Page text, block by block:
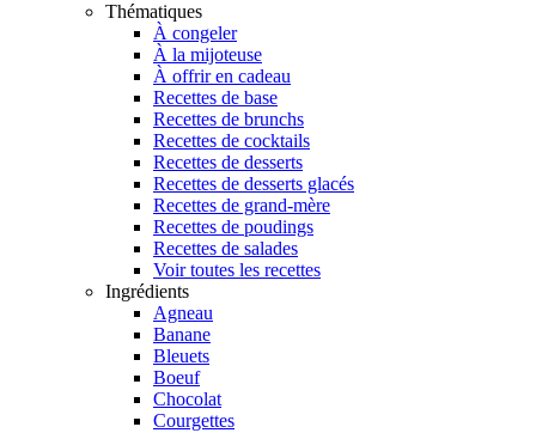
Thématiques
À congeler
À la mijoteuse
À offrir en cadeau
Recettes de base
Recettes de brunchs
Recettes de cocktails
Recettes de desserts
Recettes de desserts glacés
Recettes de grand-mère
Recettes de poudings
Recettes de salades
Voir toutes les recettes
Ingrédients
Agneau
Banane
Bleuets
Boeuf
Chocolat
Courgettes